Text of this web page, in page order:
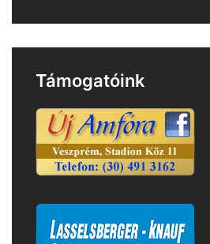
Támogatóink